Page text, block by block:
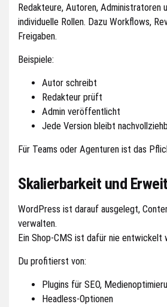
Redakteure, Autoren, Administratoren
individuelle Rollen. Dazu Workflows,
Freigaben.
Beispiele:
Autor schreibt
Redakteur prüft
Admin veröffentlicht
Jede Version bleibt
Für Teams oder Agenturen ist das
Skalierbarkeit und
WordPress ist darauf ausgelegt,
verwalten.
Ein Shop-CMS ist dafür nie entwickelt
Du profitierst von:
Plugins für SEO,
Headless-Optionen